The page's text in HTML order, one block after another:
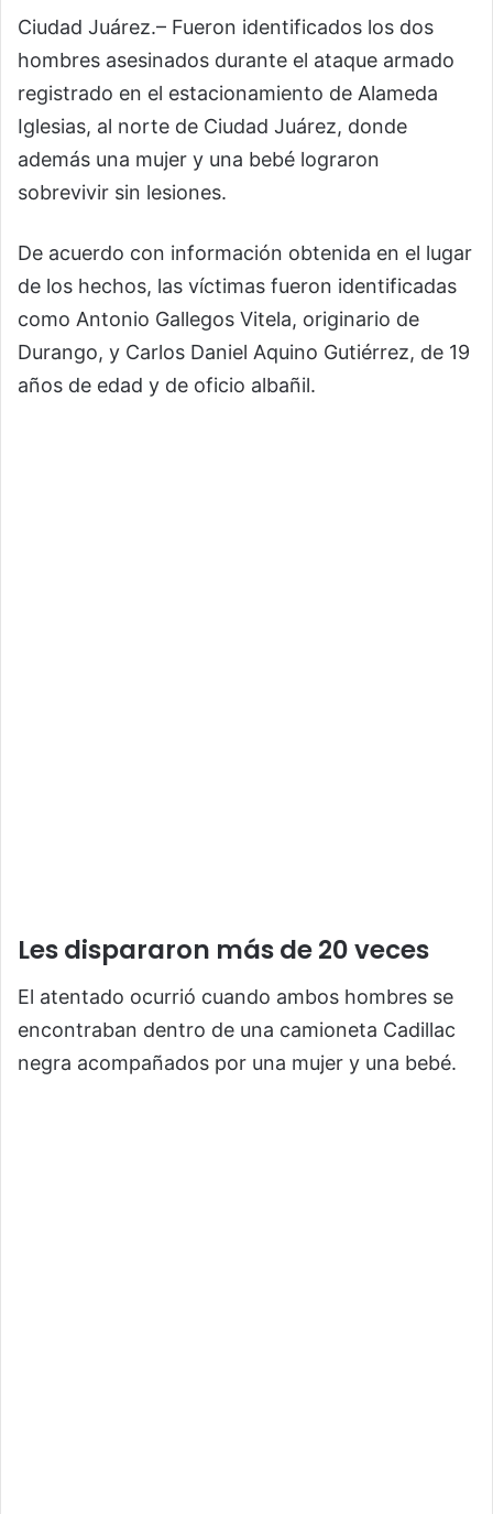
Ciudad Juárez.– Fueron identificados los dos
hombres asesinados durante el ataque armado
registrado en el estacionamiento de Alameda
Iglesias, al norte de Ciudad Juárez, donde
además una mujer y una bebé lograron
sobrevivir sin lesiones.
De acuerdo con información obtenida en el lugar
de los hechos, las víctimas fueron identificadas
como Antonio Gallegos Vitela, originario de
Durango, y Carlos Daniel Aquino Gutiérrez, de 19
años de edad y de oficio albañil.
Les dispararon más de 20 veces
El atentado ocurrió cuando ambos hombres se
encontraban dentro de una camioneta Cadillac
negra acompañados por una mujer y una bebé.